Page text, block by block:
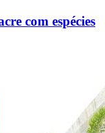
com espécies